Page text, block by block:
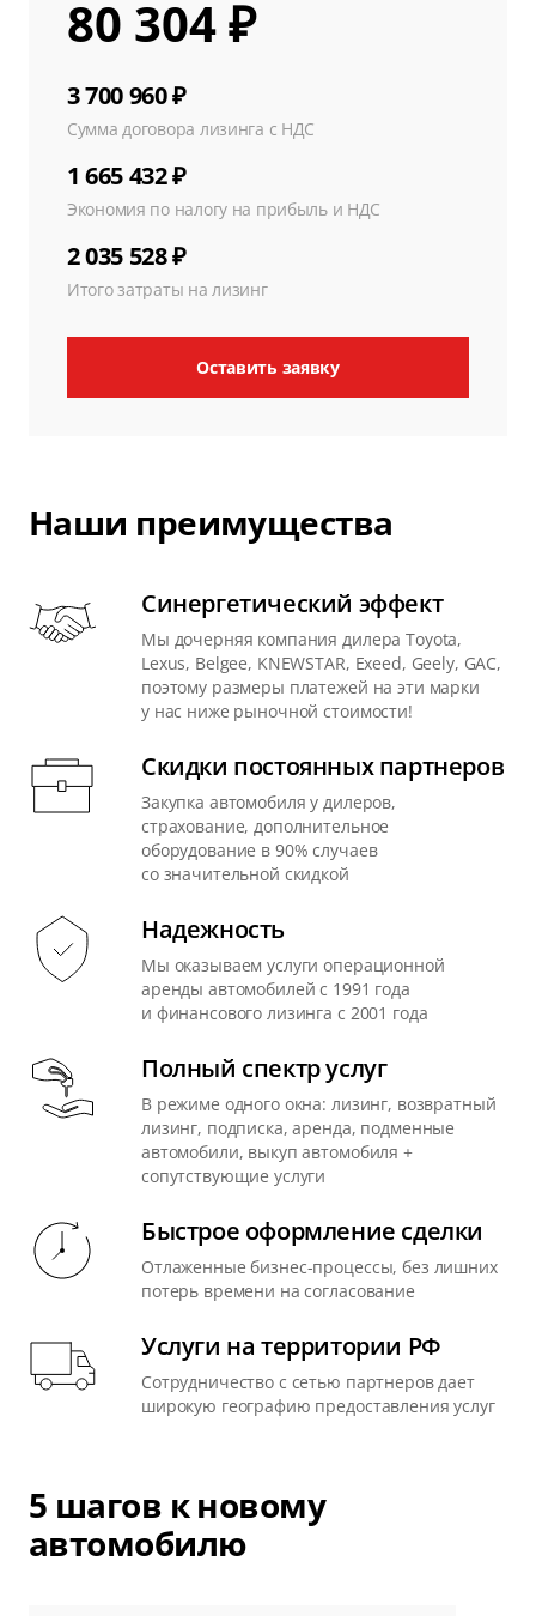
80 304 ₽
3 700 960 ₽
Сумма договора лизинга с НДС
1 665 432 ₽
Экономия по налогу на прибыль и НДС
2 035 528 ₽
Итого затраты на лизинг
Оставить заявку
Наши преимущества
Синергетический эффект
Мы дочерняя компания дилера Toyota,
Lexus, Belgee, KNEWSTAR, Exeed, Geely, GAC,
поэтому размеры платежей на эти марки
у нас ниже рыночной стоимости!
Скидки постоянных партнеров
Закупка автомобиля у дилеров,
страхование, дополнительное
оборудование в 90% случаев
со значительной скидкой
Надежность
Мы оказываем услуги операционной
аренды автомобилей с 1991 года
и финансового лизинга с 2001 года
Полный спектр услуг
В режиме одного окна: лизинг, возвратный
лизинг, подписка, аренда, подменные
автомобили, выкуп автомобиля +
сопутствующие услуги
Быстрое оформление сделки
Отлаженные бизнес-процессы, без лишних
потерь времени на согласование
Услуги на территории РФ
Сотрудничество с сетью партнеров дает
широкую географию предоставления услуг
5 шагов к новому
автомобилю